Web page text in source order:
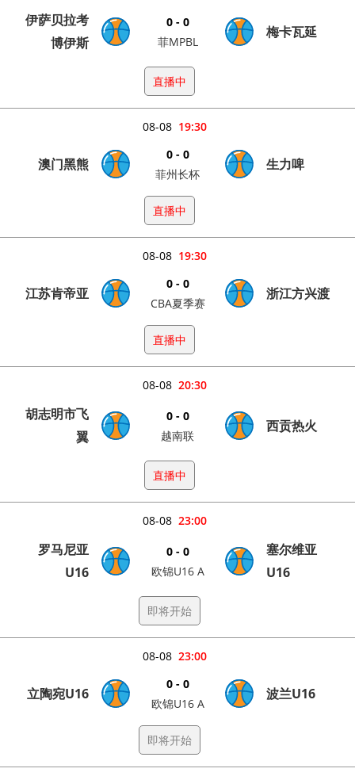
伊萨贝拉考
博伊斯
0 - 0
菲MPBL
梅卡瓦延
直播中
19:30
08-08
澳门黑熊
0 - 0
菲州长杯
生力啤
直播中
19:30
08-08
江苏肯帝亚
0 - 0
CBA夏季赛
浙江方兴渡
直播中
20:30
08-08
胡志明市飞
翼
0 - 0
越南联
西贡热火
直播中
23:00
08-08
罗马尼亚
U16
0 - 0
欧锦U16 A
塞尔维亚
U16
即将开始
23:00
08-08
立陶宛U16
0 - 0
欧锦U16 A
波兰U16
即将开始